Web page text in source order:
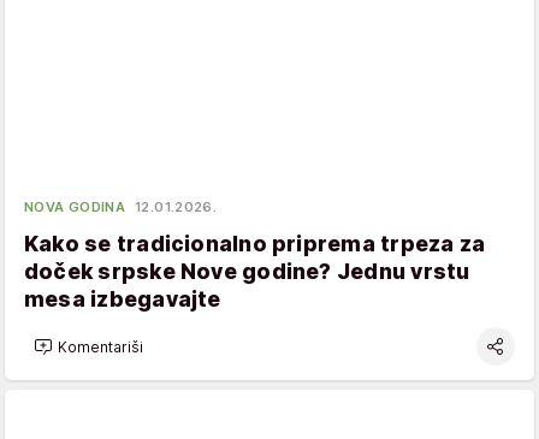
NOVA GODINA 12.01.2026.
Kako se tradicionalno priprema trpeza za
doček srpske Nove godine? Jednu vrstu
mesa izbegavajte
Komentariši